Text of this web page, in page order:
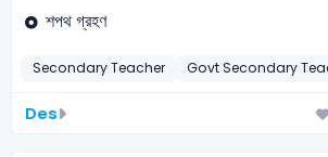
শপথ গ্রহণ
Secondary Teacher Govt Secondary
Des